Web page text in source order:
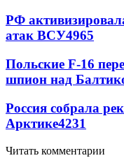
РФ
атак ВСУ4965
Польские F-16
шпион над
Россия собрала
Арктике4231
Читать комментарии